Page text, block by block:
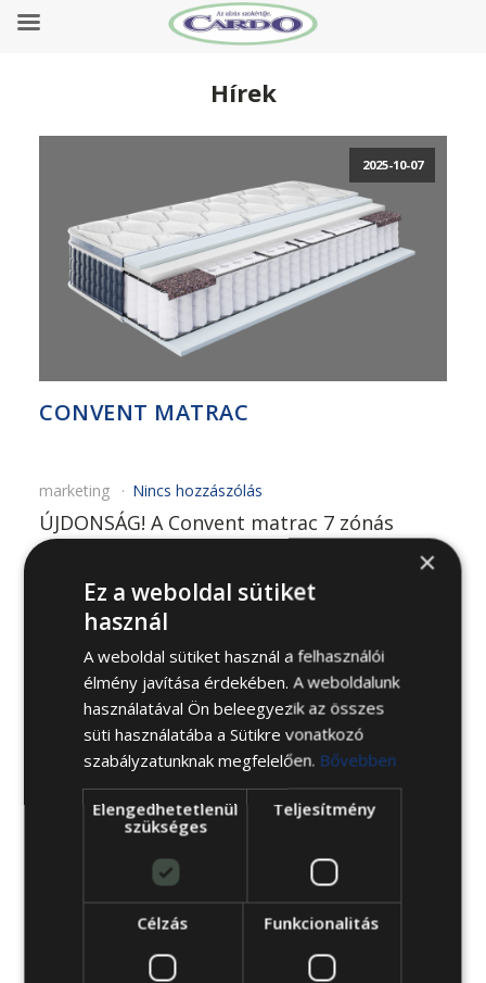
Hírek
2025-10-07
CONVENT MATRAC
marketing Nincs hozzászólás
ÚJDONSÁG! A Convent matrac 7 zónás
zsákrugós rendszere pontosan követi a
test vonalát, míg a Cardo Egészség Center
stabil alátámasztást biztosít az egészséges
Egészség Center: tökéletes gerinc-
alátámasztás a pihentető és egészséges
alvásért Független rugózású, 7 zónás, 18
cm magas relaxguard zsákrugós rendszer,
acél élkerettel: egyedülálló komfort,
zavartalan pihenés Körkörösen
megerősített rugózat: stabil […]
BŐVEBBEN
×
Ez a weboldal sütiket
használ
A weboldal sütiket használ a felhasználói
élmény javítása érdekében. A weboldalunk
használatával Ön beleegyezik az összes
süti használatába a Sütikre vonatkozó
szabályzatunknak megfelelően. Bővebben
Elengedhetetlenül
szükséges
Teljesítmény
Célzás Funkcionalitás